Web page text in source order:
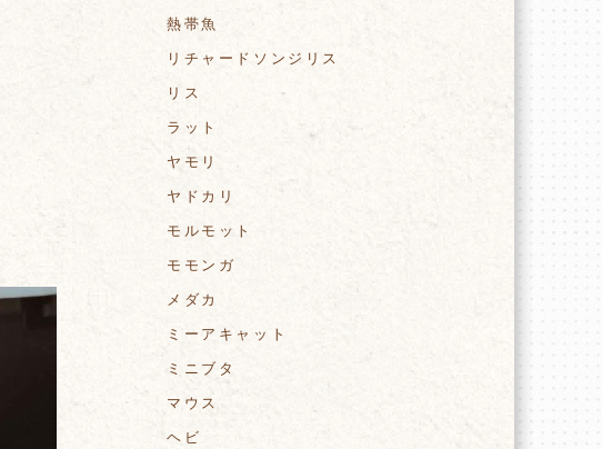
熱帯魚
リチャードソンジリス
リス
ラット
ヤモリ
ヤドカリ
モルモット
モモンガ
メダカ
ミーアキャット
ミニブタ
マウス
ヘビ